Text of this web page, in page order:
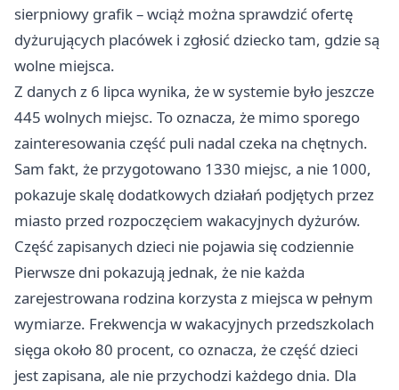
sierpniowy grafik – wciąż można sprawdzić ofertę
dyżurujących placówek i zgłosić dziecko tam, gdzie są
wolne miejsca.
Z danych z 6 lipca wynika, że w systemie było jeszcze
445 wolnych miejsc. To oznacza, że mimo sporego
zainteresowania część puli nadal czeka na chętnych.
Sam fakt, że przygotowano 1330 miejsc, a nie 1000,
pokazuje skalę dodatkowych działań podjętych przez
miasto przed rozpoczęciem wakacyjnych dyżurów.
Część zapisanych dzieci nie pojawia się codziennie
Pierwsze dni pokazują jednak, że nie każda
zarejestrowana rodzina korzysta z miejsca w pełnym
wymiarze. Frekwencja w wakacyjnych przedszkolach
sięga około 80 procent, co oznacza, że część dzieci
jest zapisana, ale nie przychodzi każdego dnia. Dla